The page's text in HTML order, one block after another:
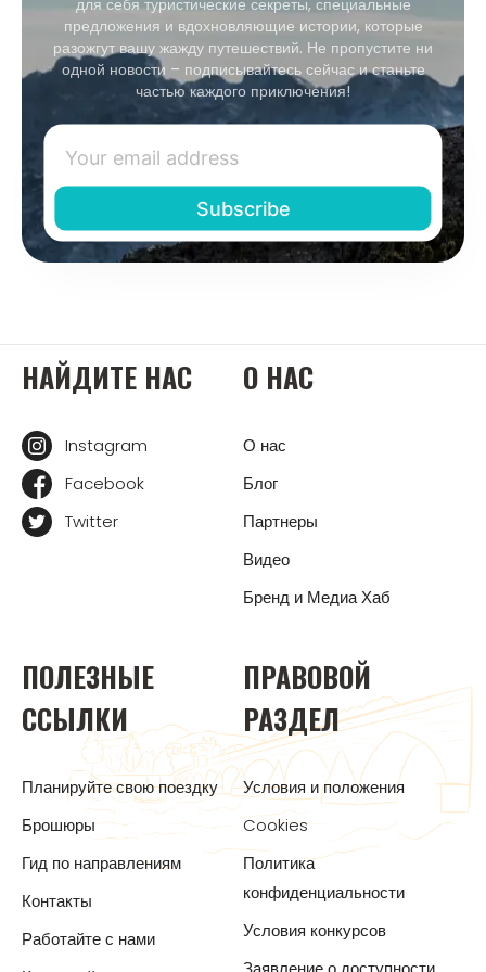
предложения и вдохновляющие истории, которые
разожгут вашу жажду путешествий. Не пропустите ни
одной новости – подписывайтесь сейчас и станьте
частью каждого приключения!
НАЙДИТЕ НАС
Instagram
Facebook
Twitter
О НАС
О нас
Блог
Партнеры
Видео
Бренд и Медиа Хаб
ПОЛЕЗНЫЕ
ССЫЛКИ
Планируйте свою поездку
Брошюры
Гид по направлениям
Контакты
Работайте с нами
ПРАВОВОЙ
РАЗДЕЛ
Условия и положения
Cookies
Политика
конфиденциальности
Условия конкурсов